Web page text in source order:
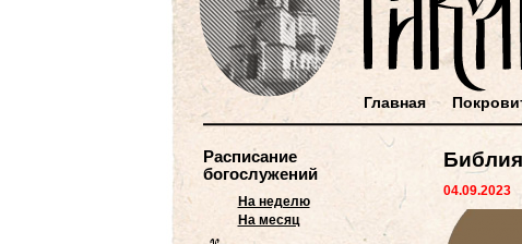
Главная
Расписание
богослужений
На неделю
На месяц
04.09.2023